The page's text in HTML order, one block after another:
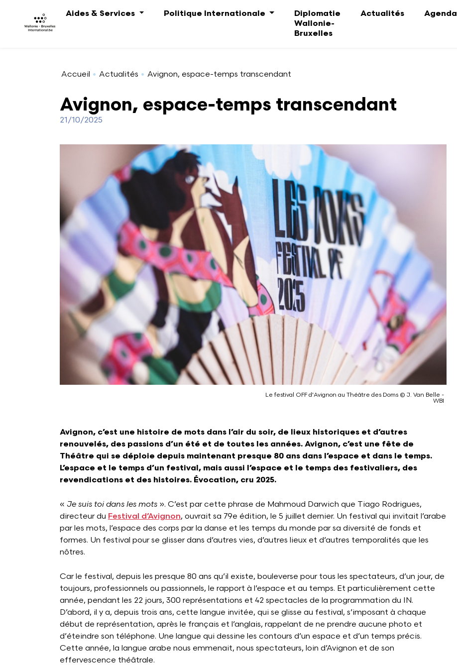
Aides & Services
Politique Internationale
Diplomatie
Wallonie-
Bruxelles
Actualités Agenda
Accueil Actualités Avignon, espace-temps transcendant
Avignon, espace-temps transcendant
21/10/2025
Le festival OFF d'Avignon au Théâtre des Doms ©️ J. Van Belle -
WBI
Avignon, c’est une histoire de mots dans l’air du soir, de lieux historiques et d’autres
renouvelés, des passions d’un été et de toutes les années. Avignon, c’est une fête de
Théâtre qui se déploie depuis maintenant presque 80 ans dans l’espace et dans le temps.
L’espace et le temps d’un festival, mais aussi l’espace et le temps des festivaliers, des
revendications et des histoires. Évocation, cru 2025.
« Je suis toi dans les mots ». C’est par cette phrase de Mahmoud Darwich que Tiago Rodrigues,
directeur du Festival d’Avignon, ouvrait sa 79e édition, le 5 juillet dernier. Un festival qui invitait l’arabe
par les mots, l’espace des corps par la danse et les temps du monde par sa diversité de fonds et
formes. Un festival pour se glisser dans d’autres vies, d’autres lieux et d’autres temporalités que les
nôtres.
Car le festival, depuis les presque 80 ans qu’il existe, bouleverse pour tous les spectateurs, d’un jour, de
toujours, professionnels ou passionnels, le rapport à l’espace et au temps. Et particulièrement cette
année, pendant les 22 jours, 300 représentations et 42 spectacles de la programmation du IN.
D’abord, il y a, depuis trois ans, cette langue invitée, qui se glisse au festival, s’imposant à chaque
début de représentation, après le français et l’anglais, rappelant de ne prendre aucune photo et
d’éteindre son téléphone. Une langue qui dessine les contours d’un espace et d’un temps précis.
Cette année, la langue arabe nous emmenait, nous spectateurs, loin d’Avignon et de son
effervescence théâtrale.